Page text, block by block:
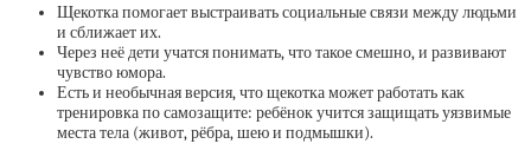
Щекотка помогает выстраивать социальные связи между людьми
и сближает их.
Через неё дети учатся понимать, что такое смешно, и развивают
чувство юмора.
Есть и необычная версия, что щекотка может работать как
тренировка по самозащите: ребёнок учится защищать уязвимые
места тела (живот, рёбра, шею и подмышки).